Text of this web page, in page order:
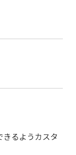
るようカスタ